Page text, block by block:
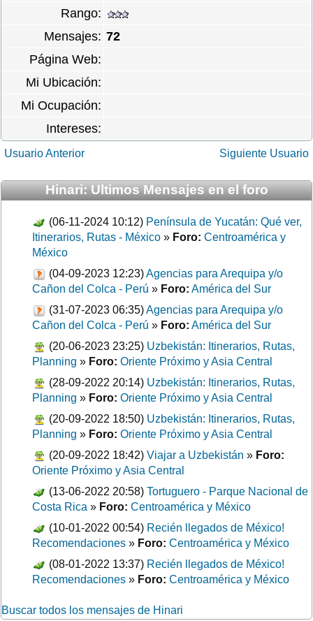
Rango:
Mensajes: 72
Página Web:
Mi Ubicación:
Mi Ocupación:
Intereses:
Usuario Anterior Siguiente Usuario
Hinari: Ultimos Mensajes en el foro
(06-11-2024 10:12) Península de Yucatán: Qué ver,
Itinerarios, Rutas - México » Foro: Centroamérica y
México
(04-09-2023 12:23)Agencias para Arequipa y/o
Cañon del Colca - Perú » Foro: América del Sur
(31-07-2023 06:35)Agencias para Arequipa y/o
Cañon del Colca - Perú » Foro: América del Sur
(20-06-2023 23:25) Uzbekistán: Itinerarios, Rutas,
Planning » Foro: Oriente Próximo y Asia Central
(28-09-2022 20:14) Uzbekistán: Itinerarios, Rutas,
Planning » Foro: Oriente Próximo y Asia Central
(20-09-2022 18:50) Uzbekistán: Itinerarios, Rutas,
Planning » Foro: Oriente Próximo y Asia Central
(20-09-2022 18:42) Viajar a Uzbekistán » Foro:
Oriente Próximo y Asia Central
(13-06-2022 20:58) Tortuguero - Parque Nacional de
Costa Rica » Foro: Centroamérica y México
(10-01-2022 00:54) Recién llegados de México!
Recomendaciones » Foro: Centroamérica y México
(08-01-2022 13:37) Recién llegados de México!
Recomendaciones » Foro: Centroamérica y México
Buscar todos los mensajes de Hinari